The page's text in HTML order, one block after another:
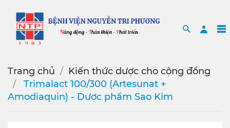
Search
Trang chủ
Kiến thức dược cho cộng đồng
️ Trimalact 100/300 (Artesunat +
Amodiaquin) - Dược phẩm Sao Kim